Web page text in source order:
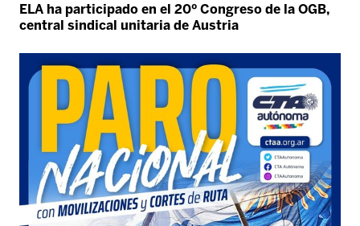
ELA ha participado en el 20º Congreso de la OGB,
central sindical unitaria de Austria